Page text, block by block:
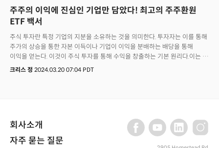
주주의 이익에 진심인 기업만 담았다! 최고의 주주환원
ETF 백서
주식 투자란 특정 기업의 지분을 소유하는 것을 의미한다. 투자자는 이를 통해
주가의 상승을 통한 자본 이득이나 기업이 이익을 분배하는 배당을 통해
이익을 얻는다. 이것이 주식 투자를 통해 수익을 창출하는 기본 원리다.이는 곧
투자자가 기업의 지분을 소유한 오너가 된다는 것으로 기업은 주주의 이익을
크리스 정 2024.03.20 07:04 PDT
회사소개
자주 묻는 질문